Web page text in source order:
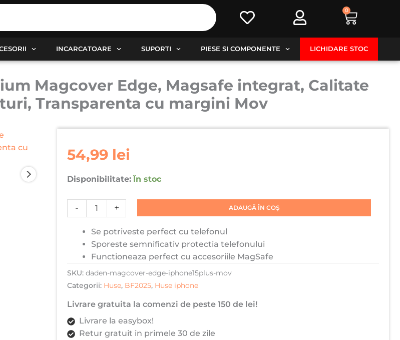
0
Cart
INCARCATOARE SUPORTI PIESE SI COMPONENTE LICHIDARE STOC
Magcover Edge, Magsafe integrat, Calitate
Transparenta cu margini Mov
54,99 lei
Disponibilitate: În stoc
-
Husa
pentru
15
Plus
Premium
Edge,
Magsafe
integrat,
Calitate
superioara,
Protectie
colturi,
Transparenta
+ ADAUGĂ ÎN COȘ
Se potriveste perfect cu telefonul
Sporeste semnificativ protectia telefonului
Functioneaza perfect cu accesoriile MagSafe
SKU: daden-magcover-edge-iphone15plus-mov
Categorii: Huse, BF2025, Huse iphone
Livrare gratuita la comenzi de peste 150 de lei!
Livrare la easybox!
Retur gratuit in primele 30 de zile